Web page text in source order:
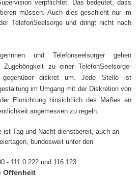
verpflichtet. Das bedeutet, dass
müssen. Auch dies geschieht nur im
TelefonSeelsorge und dringt nicht nach
und Telefonseelsorger gehen
zu einer TelefonSeelsorge-
gegenüber diskret um. Jede Stelle ist
im Umgang mit der Diskretion von
Einrichtung hinsichtlich des Maßes an
angemessen zu regeln.
ist Tag und Nacht dienstbereit, auch an
bundesweit unter den
- 111 0 222 und 116 123.
Offenheit